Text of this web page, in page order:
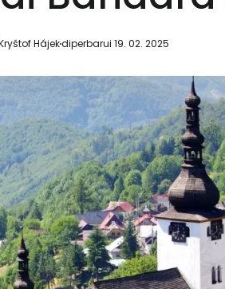
Hájekdiperbarui 19. 02. 2025